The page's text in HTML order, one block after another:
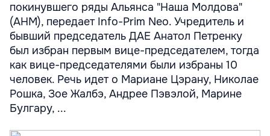
покинувшего ряды Альянса "Наша Молдова"
(АНМ), передает Info-Prim Neo. Учредитель и
бывший председатель ДАЕ Анатол Петренку
был избран первым вице-председателем, тогда
как вице-председателями были избраны 10
человек. Речь идет о Мариане Цэрану, Николае
Рошка, Зое Жалбэ, Андрее Пэвэлой, Марине
Булгару, ...